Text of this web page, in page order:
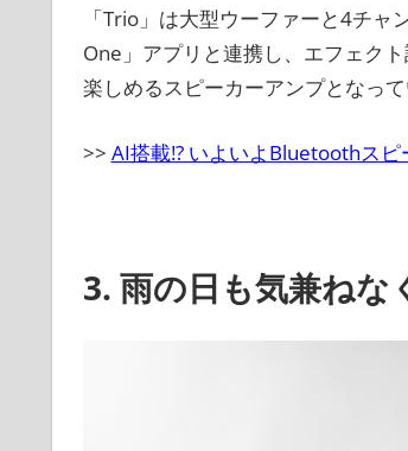
「Trio」は大型ウーファーと4チ
One」アプリと連携し、エフェク
楽しめるスピーカーアンプとなって
>> AI搭載!? いよいよBluetoothス
3. 雨の日も気兼ねな